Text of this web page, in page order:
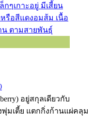
อยู่สกุลเดียวกับ
มเตี้ย แตกกิ่งก้านแผ่คลุม